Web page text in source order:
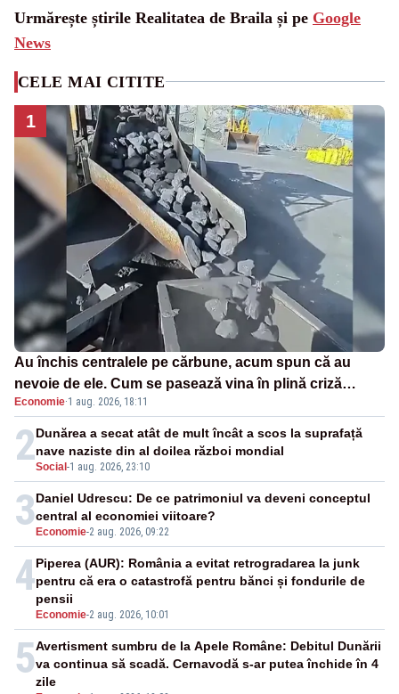
Urmărește știrile Realitatea de Braila și pe Google
News
CELE MAI CITITE
1
Au închis centralele pe cărbune, acum spun că au
nevoie de ele. Cum se pasează vina în plină criză
energetică
Economie·1 aug. 2026, 18:11
2Social -1 aug. 2026, 23:10
Dunărea a secat atât de mult încât a scos la suprafață
nave naziste din al doilea război mondial
3 Economie-2 aug. 2026, 09:22
Daniel Udrescu: De ce patrimoniul va deveni conceptul
central al economiei viitoare?
4
Economie-2 aug. 2026, 10:01
Piperea (AUR): România a evitat retrogradarea la junk
pentru că era o catastrofă pentru bănci și fondurile de
pensii
5Avertisment sumbru de la Apele Române: Debitul Dunării
va continua să scadă. Cernavodă s-ar putea închide în 4
zile